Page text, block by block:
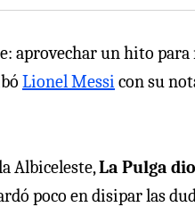
aprovechar un hito
Lionel Messi con su
Albiceleste,La Pulga
poco en disipar las